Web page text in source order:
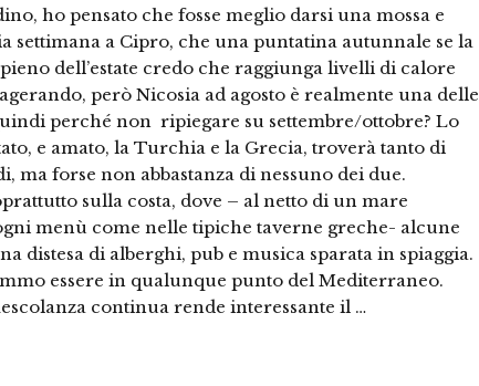
ho pensato che fosse meglio darsi una mossa e
settimana a Cipro, che una puntatina autunnale se la
dell’estate credo che raggiunga livelli di calore
però Nicosia ad agosto è realmente una delle
perché non ripiegare su settembre/ottobre? Lo
e amato, la Turchia e la Grecia, troverà tanto di
ma forse non abbastanza di nessuno dei due.
sulla costa, dove – al netto di un mare
menù come nelle tipiche taverne greche- alcune
distesa di alberghi, pub e musica sparata in spiaggia.
essere in qualunque punto del Mediterraneo.
continua rende interessante il …